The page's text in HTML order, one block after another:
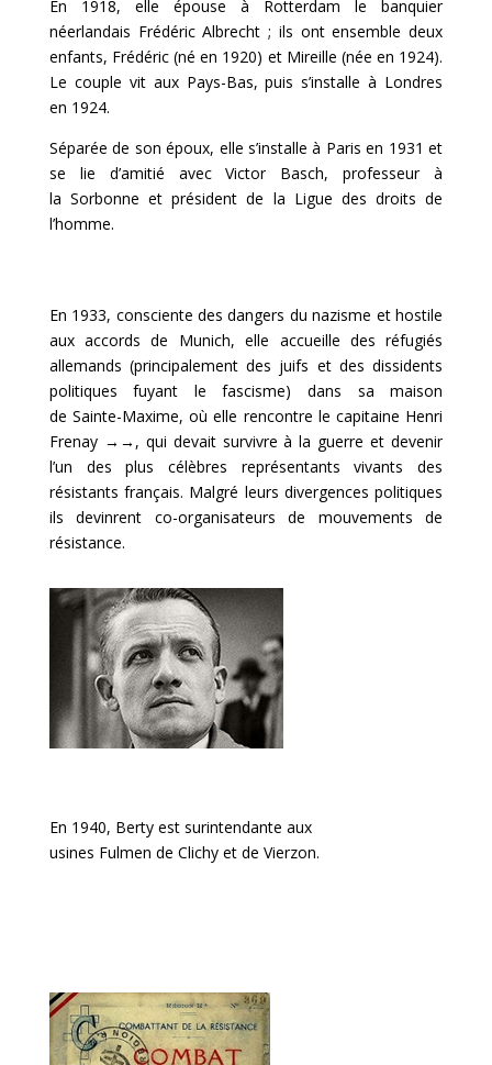
En 1918, elle épouse à Rotterdam le banquier
néerlandais Frédéric Albrecht ; ils ont ensemble deux
enfants, Frédéric (né en 1920) et Mireille (née en 1924).
Le couple vit aux Pays-Bas, puis s’installe à Londres
en 1924.
Séparée de son époux, elle s’installe à Paris en 1931 et
se lie d’amitié avecVictor Basch, professeur à
la Sorbonne et président de la Ligue des droits de
l’homme.
En 1933, consciente des dangers dunazisme et hostile
auxaccords de Munich, elle accueille des réfugiés
allemands (principalement des juifs et des dissidents
politiques fuyant le fascisme) dans sa maison
de Sainte-Maxime, où elle rencontre le capitaine Henri
Frenay →→ , qui devait survivre à la guerre et devenir
l’un des plus célèbres représentants vivants des
résistants français. Malgré leurs divergences politiques
ils devinrent co-organisateurs de mouvements de
résistance.
En 1940, Berty est surintendante aux
usines Fulmen de Clichyet de Vierzon.